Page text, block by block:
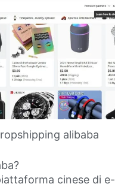
alibaba
cinese di e-